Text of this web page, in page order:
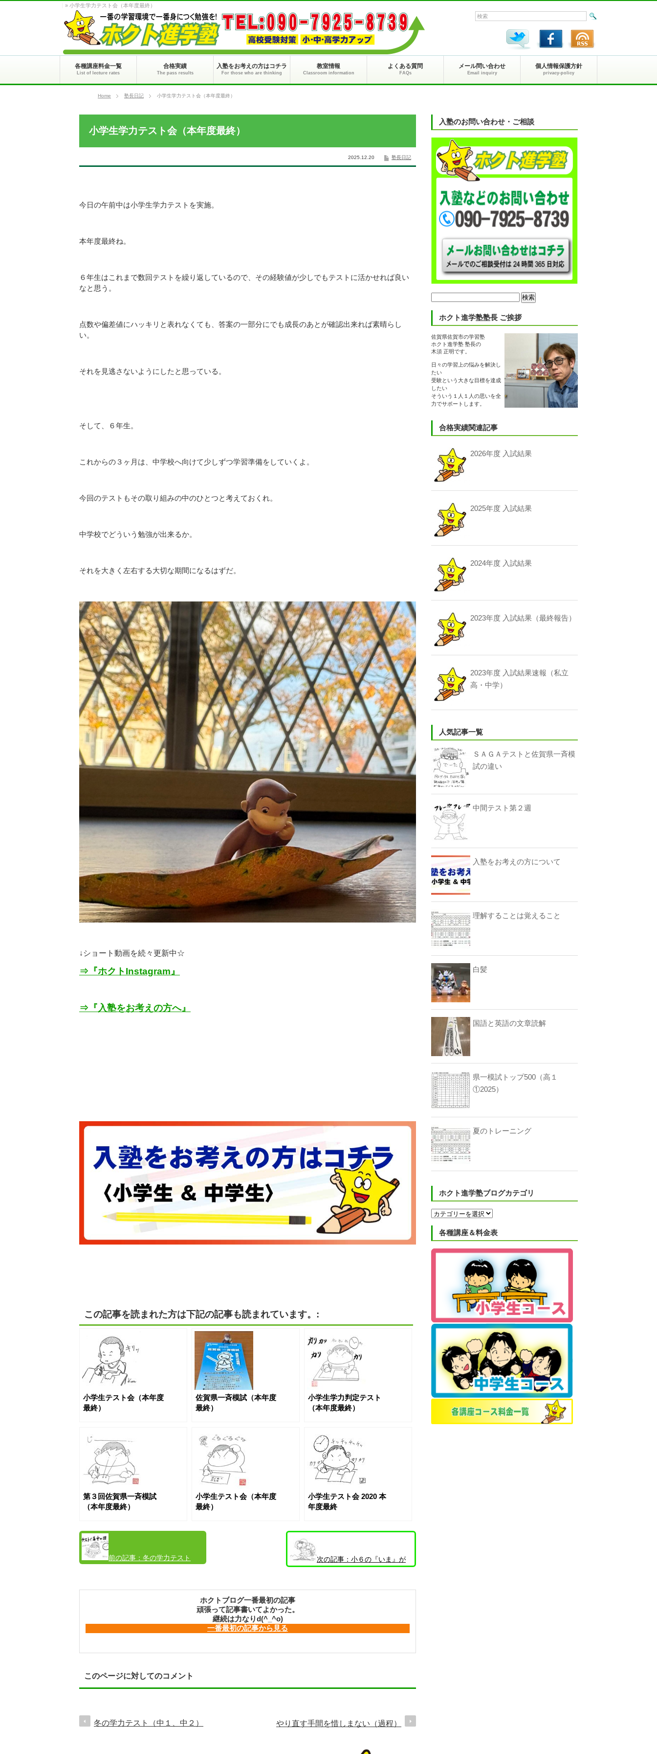
» 小学生学力テスト会（本年度最終）
各種講座料金一覧
List of lecture rates
合格実績
The pass results
入塾をお考えの方はコチラ
For those who are thinking
教室情報
Classroom information
よくある質問
FAQs
メール問い合わせ
Email inquiry
個人情報保護方針
privacy-policy
Home 塾長日記 小学生学力テスト会（本年度最終）
小学生学力テスト会（本年度最終）
塾長日記
2025.12.20
今日の午前中は小学生学力テストを実施。
本年度最終ね。
６年生はこれまで数回テストを繰り返しているので、その経験値が少しでもテストに活かせれば良い
なと思う。
点数や偏差値にハッキリと表れなくても、答案の一部分にでも成長のあとが確認出来れば素晴らし
い。
それを見逃さないようにしたと思っている。
そして、６年生。
これからの３ヶ月は、中学校へ向けて少しずつ学習準備をしていくよ。
今回のテストもその取り組みの中のひとつと考えておくれ。
中学校でどういう勉強が出来るか。
それを大きく左右する大切な期間になるはずだ。
↓ ショート動画を続々更新中☆
⇒『ホクトInstagram』
⇒『入塾をお考えの方へ』
この記事を読まれた方は下記の記事も読まれています。:
小学生テスト会（本年度
最終）
佐賀県一斉模試（本年度
最終）
小学生学力判定テスト
（本年度最終）
第３回佐賀県一斉模試
（本年度最終）
小学生テスト会（本年度
最終）
小学生テスト会 2020 本
年度最終
前の記事： 冬の学力テスト
次の記事： 小６の『いま』が
大事！理由その１
ホクトブログ一番最初の記事
頑張って記事書いてよかった。
継続は力なりd(^_^o)
一番最初の記事から見る
このページに対してのコメント
冬の学力テスト（中１、中２） やり直す手間を惜しまない（過程）
入塾のお問い合わせ・ご相談
検
索:
ホクト進学塾塾長 ご挨拶
佐賀県佐賀市の学習塾
ホクト進学塾 塾長の
木須 正明です。
日々の学習上の悩みを解決し
たい
受験という大きな目標を達成
したい
そういう１人１人の思いを全
力でサポートします。
合格実績関連記事
2026年度 入試結果
2025年度 入試結果
2024年度 入試結果
2023年度 入試結果（最終報告）
2023年度 入試結果速報（私立
高・中学）
人気記事一覧
ＳＡＧＡテストと佐賀県一斉模
試の違い
中間テスト第２週
入塾をお考えの方について
理解することは覚えること
白髪
国語と英語の文章読解
県一模試トップ500（高１
①2025）
夏のトレーニング
ホクト進学塾ブログカテゴリ
ホ
ク
ト
学
塾
各種講座＆料金表